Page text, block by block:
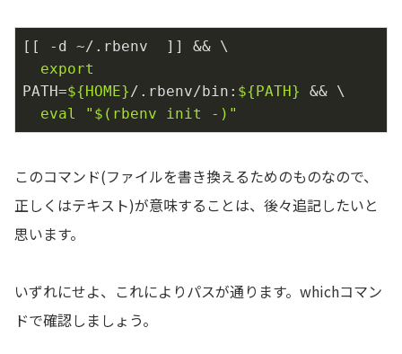
[[ -d ~/.rbenv  ]] && \
export
PATH=${HOME} /.rbenv/bin: ${PATH}
&& \
eval
" $(rbenv init -) "
このコマンド(ファイルを書き換えるためのものなので、
正しくはテキスト)が意味することは、後々追記したいと
思います。
いずれにせよ、これによりパスが通ります。whichコマン
ドで確認しましょう。